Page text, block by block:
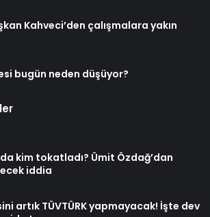
Kahveci’den çalışmalara yakın
bugün neden düşüyor?
kim tokatladı? Ümit Özdağ’dan
iddia
artık TÜVTÜRK yapmayacak! İşte dev